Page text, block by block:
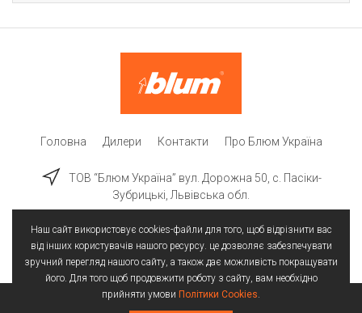
Головна Дилери Контакти Про Блюм Україна
ТОВ “Блюм Україна” вул. Дорожна 50, c. Пасіки-
Зубрицькі, Львівська обл.
Наш сайт використовує cookies-файли для того, щоб відрізнити вас
від інших користувачів нашого ресурсу. це дозволяє забезпечувати
зручний перегляд нашого сайту, а також дає можливість покращувати
його. Для того щоб продовжити роботу з сайту, вам необхідно
прийняти умови Політики Cookies.